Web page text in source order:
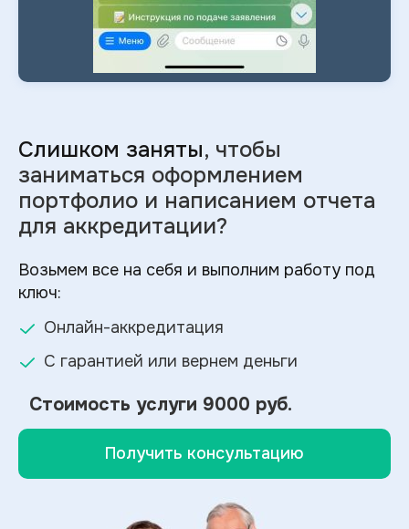
Слишком заняты, чтобы
заниматься оформлением
портфолио и написанием отчета
для аккредитации?
Возьмем все на себя и выполним работу под
ключ:
Онлайн-аккредитация
С гарантией или вернем деньги
Стоимость услуги 9000 руб.
Получить консультацию